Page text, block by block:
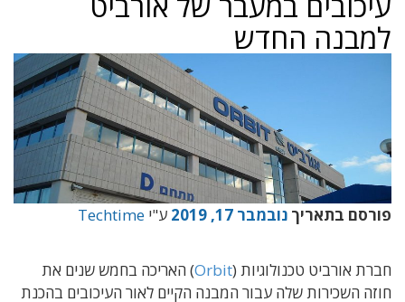
למבנה החדש
פורסם בתאריך נובמבר 17, 2019 ע"י Techtime
חברת אורביט טכנולוגיות (Orbit) האריכה בחמש שנים את
חוזה השכירות שלה עבור המבנה הקיים לאור העיכובים בהכנת